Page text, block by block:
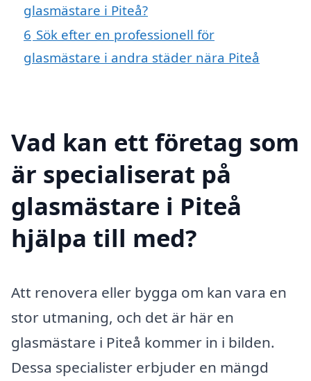
glasmästare i Piteå?
6 Sök efter en professionell för
glasmästare i andra städer nära Piteå
Vad kan ett företag som
är specialiserat på
glasmästare i Piteå
hjälpa till med?
Att renovera eller bygga om kan vara en
stor utmaning, och det är här en
glasmästare i Piteå kommer in i bilden.
Dessa specialister erbjuder en mängd